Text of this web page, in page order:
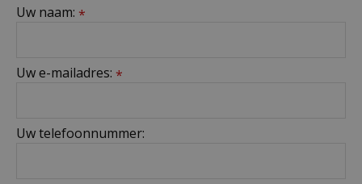
Uw naam: *
Uw e-mailadres: *
Uw telefoonnummer: